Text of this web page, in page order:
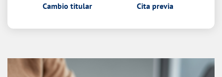
Cambio titular Cita previa